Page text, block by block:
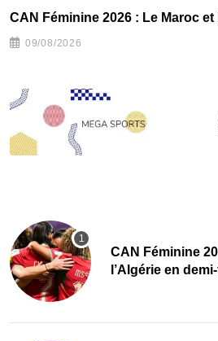
CAN Féminine 2026 : Le Maroc et
09/08/2026
CAN Féminine
l’Algérie en